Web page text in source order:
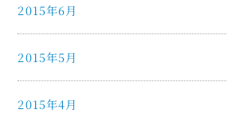
2015年6月
2015年5月
2015年4月